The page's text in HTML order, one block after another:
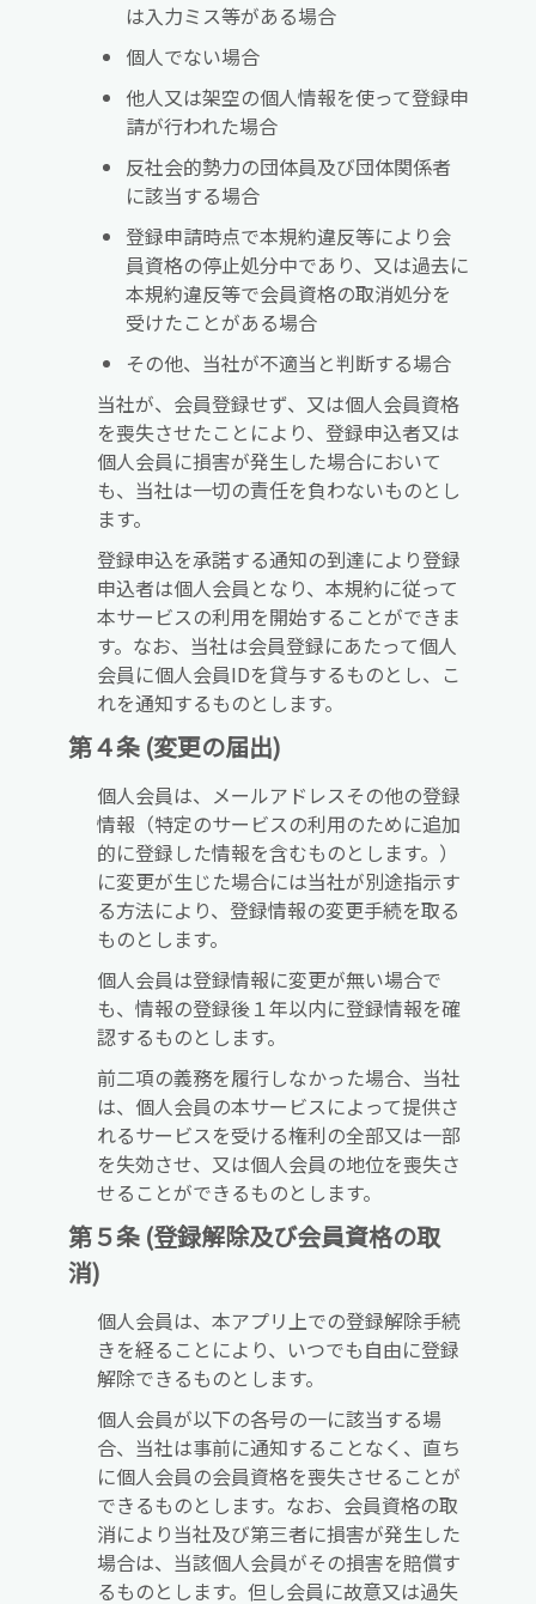
は入力ミス等がある場合
個人でない場合
他人又は架空の個人情報を使って登録申
請が行われた場合
反社会的勢力の団体員及び団体関係者
に該当する場合
登録申請時点で本規約違反等により会
員資格の停止処分中であり、又は過去に
本規約違反等で会員資格の取消処分を
受けたことがある場合
その他、当社が不適当と判断する場合
当社が、会員登録せず、又は個人会員資格
を喪失させたことにより、登録申込者又は
個人会員に損害が発生した場合において
も、当社は一切の責任を負わないものとし
ます。
登録申込を承諾する通知の到達により登録
申込者は個人会員となり、本規約に従って
本サービスの利用を開始することができま
す。なお、当社は会員登録にあたって個人
会員に個人会員IDを貸与するものとし、こ
れを通知するものとします。
第４条 (変更の届出)
個人会員は、メールアドレスその他の登録
情報（特定のサービスの利用のために追加
的に登録した情報を含むものとします。）
に変更が生じた場合には当社が別途指示す
る方法により、登録情報の変更手続を取る
ものとします。
個人会員は登録情報に変更が無い場合で
も、情報の登録後１年以内に登録情報を確
認するものとします。
前二項の義務を履行しなかった場合、当社
は、個人会員の本サービスによって提供さ
れるサービスを受ける権利の全部又は一部
を失効させ、又は個人会員の地位を喪失さ
せることができるものとします。
第５条 (登録解除及び会員資格の取
消)
個人会員は、本アプリ上での登録解除手続
きを経ることにより、いつでも自由に登録
解除できるものとします。
個人会員が以下の各号の一に該当する場
合、当社は事前に通知することなく、直ち
に個人会員の会員資格を喪失させることが
できるものとします。なお、会員資格の取
消により当社及び第三者に損害が発生した
場合は、当該個人会員がその損害を賠償す
るものとします。但し会員に故意又は過失